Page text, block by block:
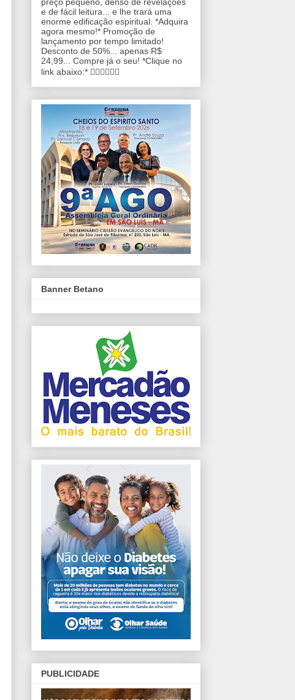
e de fácil leitura... e lhe trará uma
enorme edificação espiritual. *Adquira
agora mesmo!* Promoção de
lançamento por tempo limitado!
Desconto de 50%... apenas R$
24,99... Compre já o seu! *Clique no
link abaixo:* 👇🏼👇🏼👇🏼
Banner Betano
PUBLICIDADE